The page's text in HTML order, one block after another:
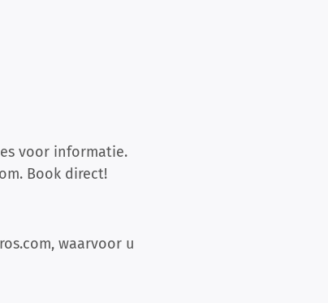
voor informatie.
. Book direct!
waarvoor u